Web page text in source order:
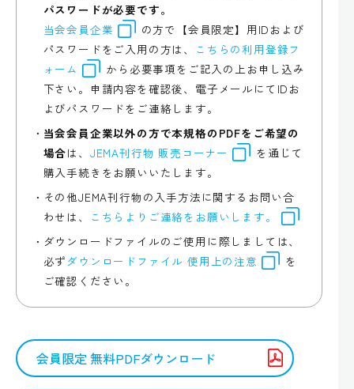
パスワードが必要です。
当会会員企業
の方で【会員限定】用IDおよび
パスワードをご入用の方は、 こちらの利用登録フ
ォーム
から必要事項をご記入の上お申し込み
下さい。申請内容を確認後、電子メールにてIDお
よびパスワードをご連絡します。
当会会員企業以外の方で本規格のPDFをご希望の
場合は、 JEMA刊行物 販売コーナー
を通じて
購入手続きをお願いいたします。
その他JEMA刊行物の入手方法に関するお問い合
わせは、
こちらよりご連絡をお願いします。
ダウンロードファイルのご使用に際しましては、
必ず ダウンロードファイル 使用上の注意
を
ご確認ください。
会員限定 無料PDFダウンロード